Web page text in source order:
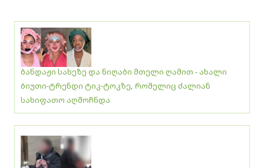
ბანდაჟი სახეზე და ნიღაბი მთელი ღამით - ახალი
ბიუთი-ტრენდი ტიკ-ტოკზე, რომელიც ძალიან
სახიფათო აღმოჩნდა